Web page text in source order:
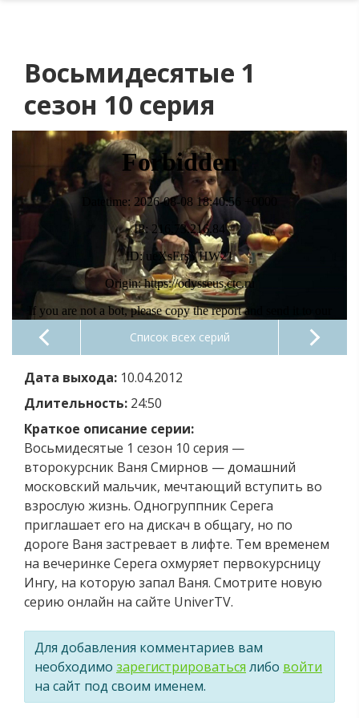
Восьмидесятые 1
сезон 10 серия
Список всех серий
Дата выхода: 10.04.2012
Длительность: 24:50
Краткое описание серии:
Восьмидесятые 1 сезон 10 серия —
второкурсник Ваня Смирнов — домашний
московский мальчик, мечтающий вступить во
взрослую жизнь. Одногруппник Серега
приглашает его на дискач в общагу, но по
дороге Ваня застревает в лифте. Тем временем
на вечеринке Серега охмуряет первокурсницу
Ингу, на которую запал Ваня. Смотрите новую
серию онлайн на сайте UniverTV.
Для добавления комментариев вам
необходимо зарегистрироваться либо войти
на сайт под своим именем.